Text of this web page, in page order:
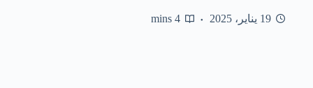
19 يناير، 2025 4 mins